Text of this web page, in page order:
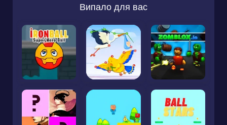
Випало для вас